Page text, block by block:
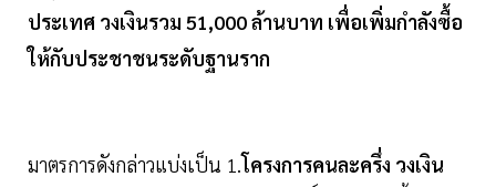
ประเทศ วงเงินรวม 51,000 ล้านบาท เพื่อเพิ่มกำลังซื้อ
ให้กับประชาชนระดับฐานราก
มาตรการดังกล่าวแบ่งเป็น 1.โครงการคนละครึ่ง วงเงิน